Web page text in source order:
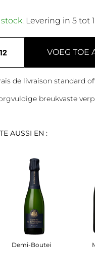
Levering in 5 tot
VOEG TOE
de livraison standard
breukvaste
AUSSI EN :
Demi-Bouteille